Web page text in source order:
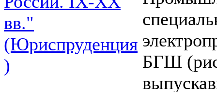
вв."
(Юриспруденция
)
БГШ